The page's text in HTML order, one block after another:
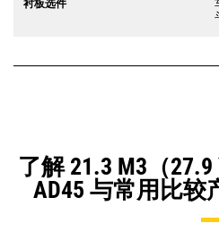
衬板选件
了解 21.3 M3（
AD45 与常用比较